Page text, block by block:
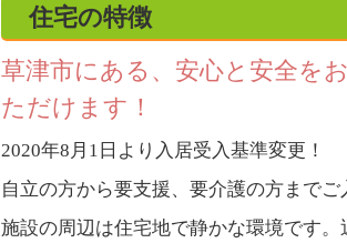
住宅の特徴
草津市にある、安心と安全を
ただけます！
2020年8月1日より入居受入基準変更！
自立の方から要支援、要介護の方まで
施設の周辺は住宅地で静かな環境です